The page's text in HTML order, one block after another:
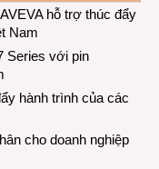
hỗ trợ thúc đẩy
Nam
Series với pin
hành trình của các
cho doanh nghiệp